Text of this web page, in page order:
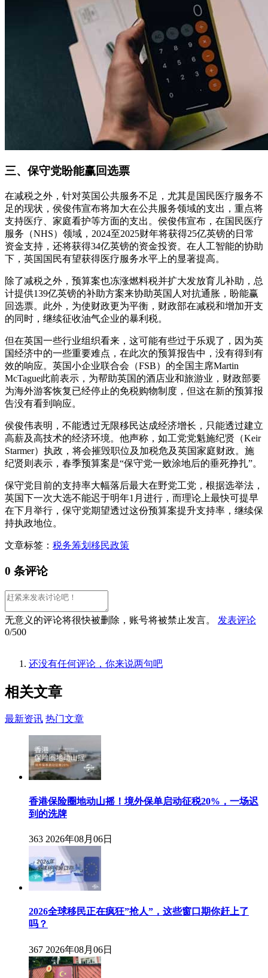
三、保守党盼能赢回选票
在减税之外，针对英国公共服务不足，尤其是国民医疗服务不
足的现状，侯俊伟宣布将加大在公共服务领域的支出，重点将
支持医疗、家庭看护等方面的支出。侯俊伟宣布，在国民医疗
服务（NHS）领域，2024至2025财年将获得25亿英镑的日常
资金支持，还将获得34亿英镑的资金投资。在人工智能的协助
下，英国国民有望获得医疗服务水平上的显著提高。
除了减税之外，预算案也冻涨燃料税并扩大发放育儿补助，总
计提供139亿英镑的补助方案来协助英国人对抗通胀，盼能赢
回选票。此外，为使财政更为平衡，财政部在减税和增加开支
的同时，继续征收油气企业的暴利税。
但在英国一些行业组织看来，这可能有些过于乐观了，因为英
国经济中的一些重要难点，在此次的预算报告中，没有得到有
效的响应。英国小企业联合会（FSB）的全国主席Martin
McTague此前表示，为帮助英国的酒店业和旅游业，财政部要
为海外游客恢复已经停止的免税购物制度，但这在新的预算报
告没有看到响应。
侯俊伟表明，不能透过无限移民达成经济增长，只能透过建立
高薪及高技术的经济环境。他声称，如工党党魁施纪贤（Keir
Starmer）执政，将会摧毁职位及加税危及英国家庭财政。施
纪贤则表示，春季预算案是“保守党一败涂地后的垂死挣扎”。
保守党目前的支持率大幅落后最大在野党工党，根据选举法，
英国下一次大选不能迟于明年1月进行，而理论上最快可提早
在下月举行，保守党期望透过这份预算案提升支持率，继续保
持执政地位。
文章标签： 税务筹划 移民政策
0 条评论
无意义的评论将很快被删除，账号将被禁止发言。
发表评论
0/500
还没有任何评论，你来说两句吧
相关文章
最新资讯 热门文章
香港保险圈地动山摇！境外保单启动征税20%，一场迟
到的洗牌
363 2026年08月06日
2026全球移民正在疯狂”抢人”，这些窗口期你赶上了
吗？
367 2026年08月06日